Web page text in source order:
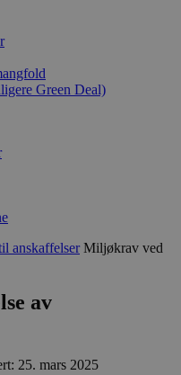
Green Deal)
anskaffelser Miljøkrav ved
av
25. mars 2025